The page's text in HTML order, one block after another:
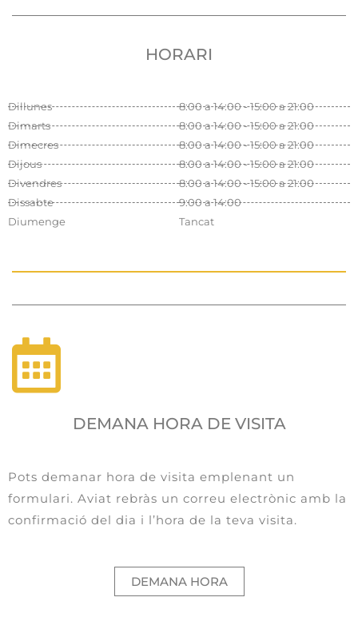
HORARI
Dillunes
Dimarts
Dimecres
Dijous
Divendres
Dissabte
Diumenge
8:00 a 14:00 - 15:00 a 21:00
8:00 a 14:00 - 15:00 a 21:00
8:00 a 14:00 - 15:00 a 21:00
8:00 a 14:00 - 15:00 a 21:00
8:00 a 14:00 - 15:00 a 21:00
9:00 a 14:00
Tancat
DEMANA HORA DE VISITA
Pots demanar hora de visita emplenant un
formulari. Aviat rebràs un correu electrònic amb la
confirmació del dia i l’hora de la teva visita.
DEMANA HORA